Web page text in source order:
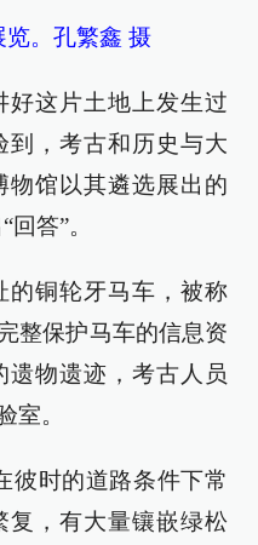
。孔繁鑫 摄
好这片土地上发生过
到，考古和历史与大
物馆以其遴选展出的
答”。
的铜轮牙马车，被称
整保护马车的信息资
遗物遗迹，考古人员
室。
彼时的道路条件下常
复，有大量镶嵌绿松